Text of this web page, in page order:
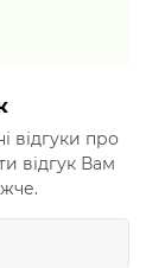
відгуки про
відгук Вам